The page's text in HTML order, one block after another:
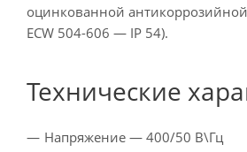
оцинкованной
ECW 504-606 — IP 54).
Технические
Напряжение — 400/50 В\Гц